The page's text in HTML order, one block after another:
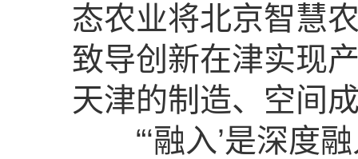
态农业将北京智慧
致导创新在津实现
天津的制造、空间
“‘融入’是深度融